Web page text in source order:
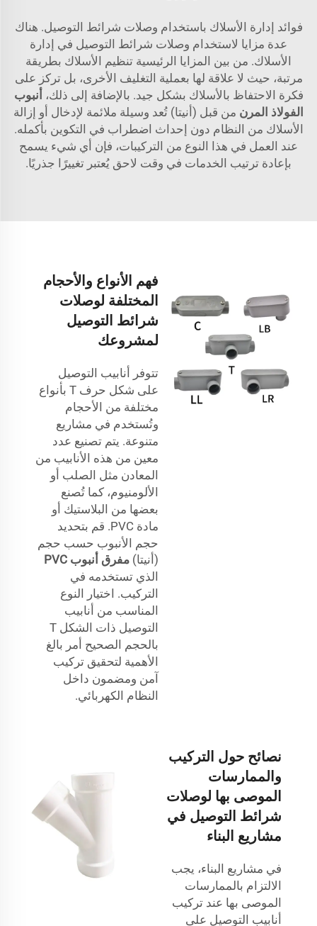
فوائد إدارة الأسلاك باستخدام وصلات شرائط التوصيل. هناك
عدة مزايا لاستخدام وصلات شرائط التوصيل في إدارة
الأسلاك. من بين المزايا الرئيسية تنظيم الأسلاك بطريقة
مرتبة، حيث لا علاقة لها بعملية التغليف الأخرى، بل تركز على
فكرة الاحتفاظ بالأسلاك بشكل جيد. بالإضافة إلى ذلك، أنبوب
الفولاذ المرن من قبل (أنيتا) تُعد وسيلة ملائمة لإدخال أو إزالة
الأسلاك من النظام دون إحداث اضطراب في التكوين بأكمله.
عند العمل في هذا النوع من التركيبات، فإن أي شيء يسمح
بإعادة ترتيب الخدمات في وقت لاحق يُعتبر تغييرًا جذريًا.
فهم الأنواع والأحجام
المختلفة لوصلات
شرائط التوصيل
لمشروعك
تتوفر أنابيب التوصيل
على شكل حرف T بأنواع
مختلفة من الأحجام
وتُستخدم في مشاريع
متنوعة. يتم تصنيع عدد
معين من هذه الأنابيب من
المعادن مثل الصلب أو
الألومنيوم، كما تُصنع
بعضها من البلاستيك أو
مادة PVC. قم بتحديد
حجم الأنبوب حسب حجم
(أنيتا) مفرق أنبوب PVC
الذي تستخدمه في
التركيب. اختيار النوع
المناسب من أنابيب
التوصيل ذات الشكل T
بالحجم الصحيح أمر بالغ
الأهمية لتحقيق تركيب
آمن ومضمون داخل
النظام الكهربائي.
نصائح حول التركيب
والممارسات
الموصى بها لوصلات
شرائط التوصيل في
مشاريع البناء
في مشاريع البناء، يجب
الالتزام بالممارسات
الموصى بها عند تركيب
أنابيب التوصيل على